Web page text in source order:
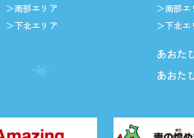
＞南部エリア
＞下北エリア
＞南部エ
＞下北エ
あおた
あおた